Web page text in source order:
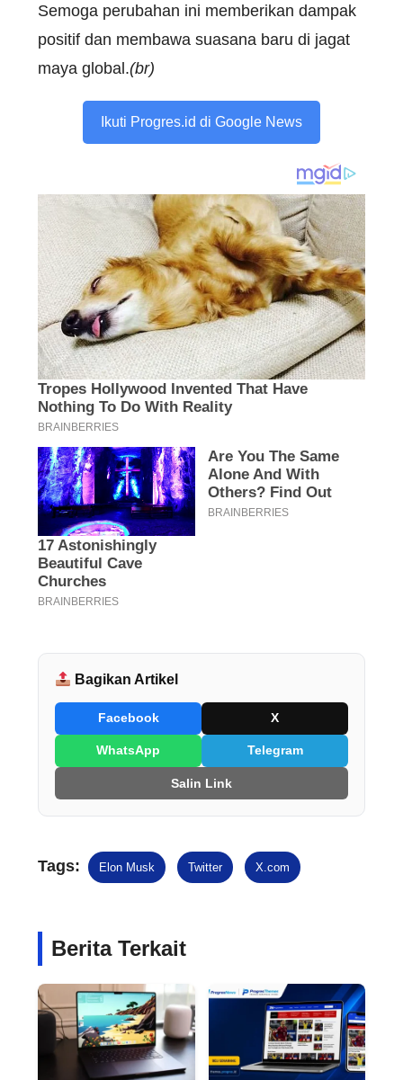
Semoga perubahan ini memberikan dampak
positif dan membawa suasana baru di jagat
maya global.(br)
Ikuti Progres.id di Google News
Bagikan Artikel
Facebook X
WhatsApp Telegram
Salin Link
Tags: Elon Musk Twitter X.com
Berita Terkait